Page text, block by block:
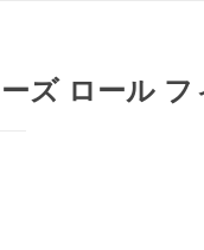
ズ ロール フ